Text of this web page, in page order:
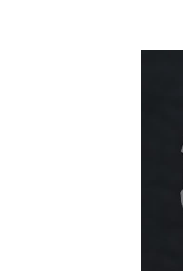
长沙市芙蓉区定王台
郑州市二七区铭功路
太原市迎泽区解放路
沈阳市沈河区中街路
沈阳市沈河区中街路
乌鲁木齐市天山区红
温州市鹿城区锦绣路
哈尔滨市道里区友谊
大连市中山区人民路
佛山市禅城区季华五